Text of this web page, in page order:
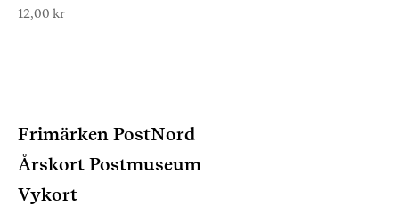
12,00 kr
Frimärken PostNord
Årskort Postmuseum
Vykort